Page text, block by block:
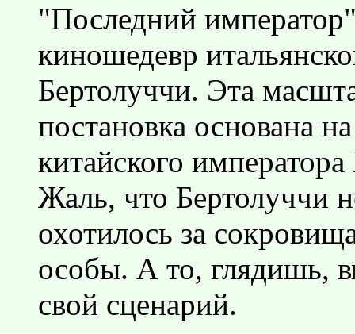
"Последний
киношедевр
Бертолуччи. Эта
постановка основана
китайского
Жаль, что Бертолуччи
охотилось за
особы. А то, глядишь,
свой сценарий.